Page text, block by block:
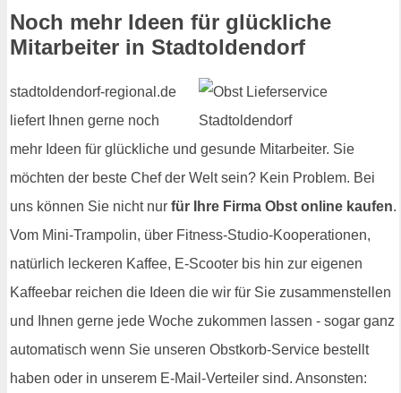
Noch mehr Ideen für glückliche
Mitarbeiter in Stadtoldendorf
stadtoldendorf-regional.de
liefert Ihnen gerne noch
mehr Ideen für glückliche und gesunde Mitarbeiter. Sie
möchten der beste Chef der Welt sein? Kein Problem. Bei
uns können Sie nicht nur für Ihre Firma Obst online kaufen.
Vom Mini-Trampolin, über Fitness-Studio-Kooperationen,
natürlich leckeren Kaffee, E-Scooter bis hin zur eigenen
Kaffeebar reichen die Ideen die wir für Sie zusammenstellen
und Ihnen gerne jede Woche zukommen lassen - sogar ganz
automatisch wenn Sie unseren Obstkorb-Service bestellt
haben oder in unserem E-Mail-Verteiler sind. Ansonsten: